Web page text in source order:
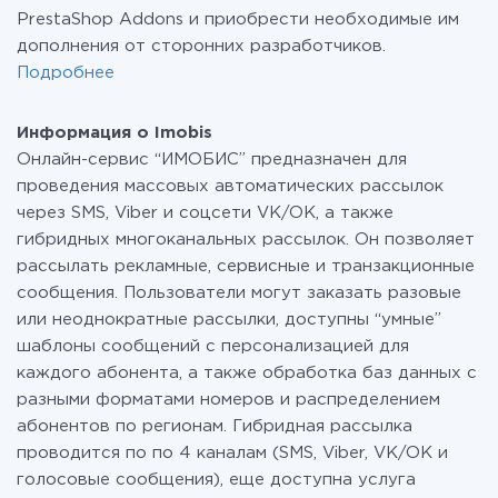
PrestaShop Addons и приобрести необходимые им
дополнения от сторонних разработчиков.
Подробнее
Информация о Imobis
Онлайн-сервис “ИМОБИС” предназначен для
проведения массовых автоматических рассылок
через SMS, Viber и соцсети VK/OK, а также
гибридных многоканальных рассылок. Он позволяет
рассылать рекламные, сервисные и транзакционные
сообщения. Пользователи могут заказать разовые
или неоднократные рассылки, доступны “умные”
шаблоны сообщений с персонализацией для
каждого абонента, а также обработка баз данных с
разными форматами номеров и распределением
абонентов по регионам. Гибридная рассылка
проводится по по 4 каналам (SMS, Viber, VK/OK и
голосовые сообщения), еще доступна услуга